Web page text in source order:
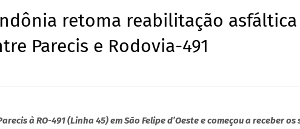
retoma reabilitação
Parecis e Rodovia-491
à RO-491 (Linha 45) em São Felipe d’Oeste e começou a receber